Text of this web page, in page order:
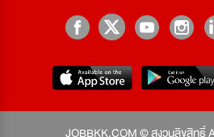
JOBBKK.COM © สงวนลิขสิทธิ์